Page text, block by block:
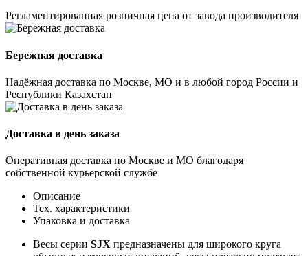
Регламентированная розничная цена от завода производителя
Бережная доставка
Надёжная доставка по Москве, МО и в любой город России и
Республики Казахстан
Доставка в день заказа
Оперативная доставка по Москве и МО благодаря
собственной курьерской службе
Описание
Тех. характеристики
Упаковка и доставка
Весы серии SJX предназначены для широкого круга